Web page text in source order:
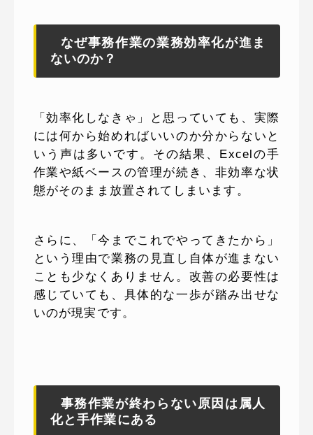
なぜ事務作業の業務効率化が進ま
ないのか？
「効率化しなきゃ」と思っていても、実際
には何から始めればいいのか分からないと
いう声は多いです。その結果、Excelの手
作業や紙ベースの管理が続き、非効率な状
態がそのまま放置されてしまいます。
さらに、「今までこれでやってきたから」
という理由で業務の見直し自体が進まない
ことも少なくありません。改善の必要性は
感じていても、具体的な一歩が踏み出せな
いのが現実です。
事務作業が終わらない原因は属人
化と手作業にある